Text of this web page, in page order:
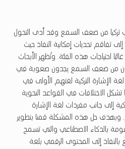
في تركيا من ضعف السمع وقد أدى التحول
إلى تفاقم تحديات إمكانية النفاذ حيث
احتياجات هذه الفئة. وتُظهر الأبحاث
من ضعف السمع يجدون صعوبة في
الإشارة التركية لغتهم الأولى في
تشكل الاختلافات في القواعد النحوية
إلى جانب مفردات لغة الإشارة
وبهدف حل هذه المشكلة قمنا بتطوير
بالذكاء الاصطناعي والتي تسمح
إلى المحتوى الرقمي بلغة